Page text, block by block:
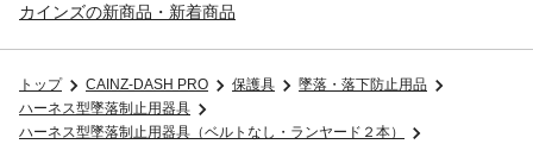
カインズの新商品・新着商品
トップ CAINZ-DASH PRO 保護具
墜落・落下防止用品
ハーネス型墜落制止用器具
ハーネス型墜落制止用器具（ベルトなし・ランヤード２本）